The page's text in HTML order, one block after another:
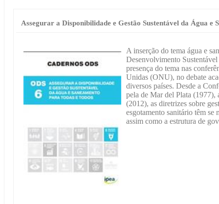
Assegurar a Disponibilidade e Gestão Sustentável da Água e
A inserção do tema água e
Desenvolvimento
presença do tema nas
Unidas (ONU), no debate
diversos países. Desde a
pela de Mar del Plata
(2012), as diretrizes sobre
esgotamento sanitário têm
assim como a estrutura de